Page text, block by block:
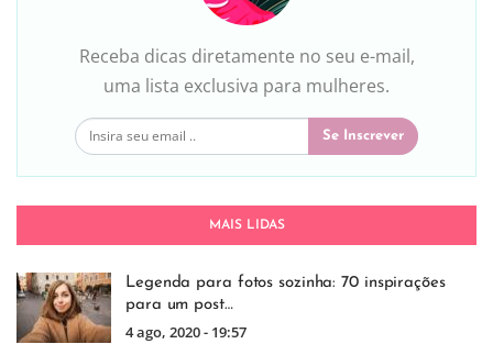
Receba dicas diretamente no seu e-mail,
uma lista exclusiva para mulheres.
Se Inscrever
MAIS LIDAS
Legenda para fotos sozinha: 70 inspirações
para um post…
4 ago, 2020 - 19:57